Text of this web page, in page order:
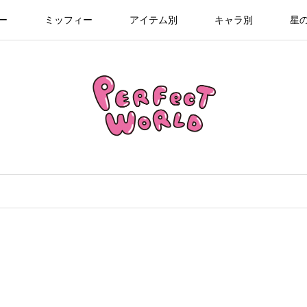
ミッフィー アイテム別 キャラ別 星